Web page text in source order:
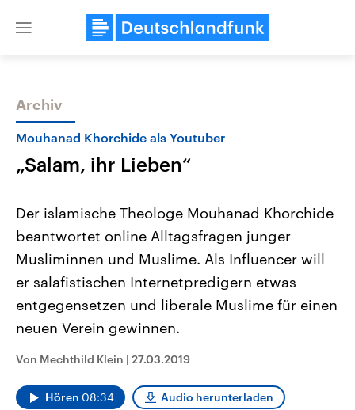
Close
Themen
Landtagswahl Sachsen-Anhalt
2026
Alle Informationen
Sachsen-Anhalt wählt am 6.
September 2026 einen neuen
Landtag. Seit 2021 wird das
Bundesland von einer Koalition aus
CDU, SPD und FDP regiert.-
Wahlprogramme, aktuelle Berichte
und Hintergründe zu den Parteien
USA
Aktuelle Beiträge,
Hintergründe
Wirtschaftlich und
Sendungen Programm Podcasts
Archiv
Mouhanad Khorchide als Youtuber
„Salam, ihr Lieben“
Der islamische Theologe Mouhanad Khorchide
beantwortet online Alltagsfragen junger
Musliminnen und Muslime. Als Influencer will
er salafistischen Internetpredigern etwas
entgegensetzen und liberale Muslime für einen
neuen Verein gewinnen.
Von Mechthild Klein | 27.03.2019
Hören 08:34 Audio herunterladen